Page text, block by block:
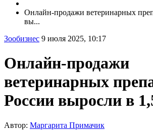
Онлайн-продажи ветеринарных
вы...
Зообизнес 9 июля 2025, 10:17
Онлайн-продажи
ветеринарных
России выросли в
Автор: Маргарита Примачик